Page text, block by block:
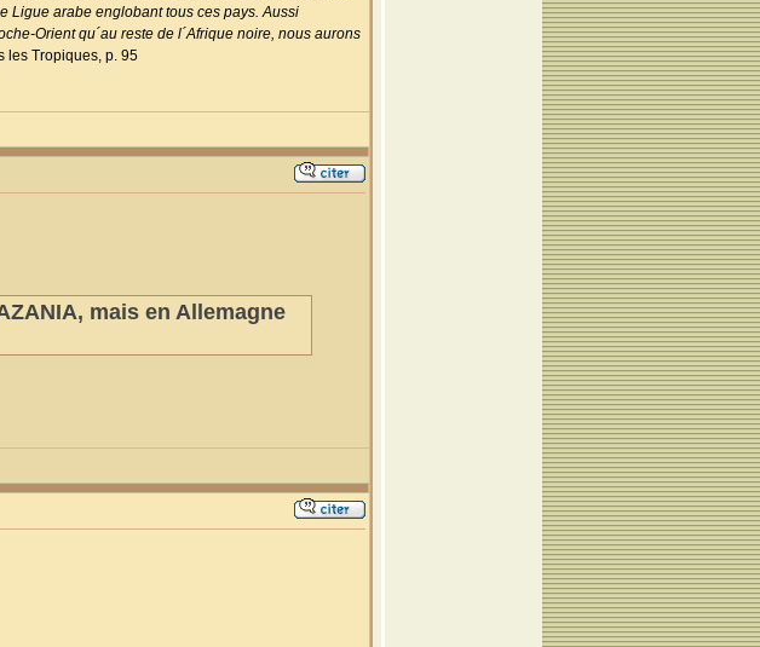
Ligue arabe englobant tous ces pays. Aussi
Orient qu´au reste de l´Afrique noire, nous aurons
les Tropiques, p. 95
mais en Allemagne